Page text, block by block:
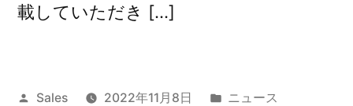
載していただき […]
Posted
Sales 2022年11月8日
Posted
ニュース